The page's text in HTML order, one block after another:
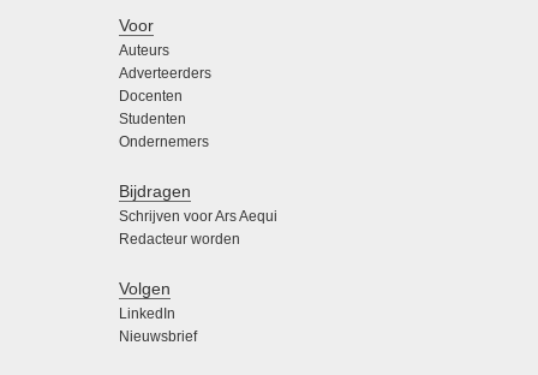
Voor
Auteurs
Adverteerders
Docenten
Studenten
Ondernemers
Bijdragen
Schrijven voor Ars Aequi
Redacteur worden
Volgen
LinkedIn
Nieuwsbrief